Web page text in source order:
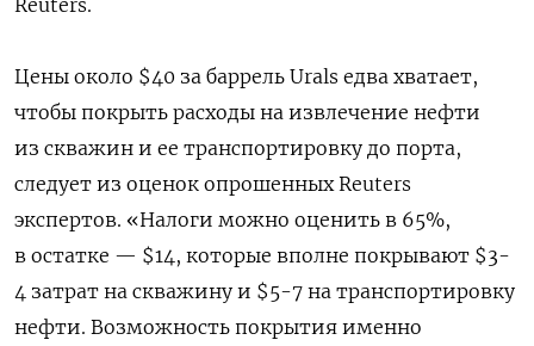
Цены около $40 за баррель Urals едва хватает,
чтобы покрыть расходы на извлечение нефти
из скважин и ее транспортировку до порта,
следует из оценок опрошенных Reuters
экспертов. «‍Налоги можно оценить в 65%,
в остатке — $14, которые вполне покрывают $3-
4 затрат на скважину и $5-7 на транспортировку
нефти. Возможность покрытия именно